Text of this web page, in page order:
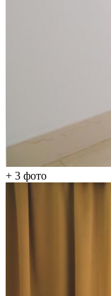
+ 3 фото